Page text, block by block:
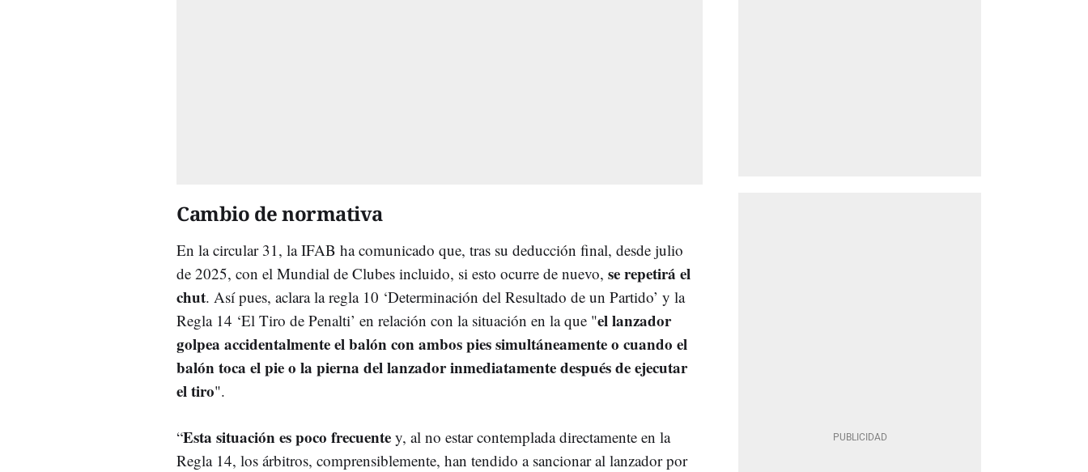
Cambio de normativa
En la circular 31, la IFAB ha comunicado que, tras su deducción final, desde julio
de 2025, con el Mundial de Clubes incluido, si esto ocurre de nuevo, se repetirá el
chut. Así pues, aclara la regla 10 ‘Determinación del Resultado de un Partido’ y la
Regla 14 ‘El Tiro de Penalti’ en relación con la situación en la que "el lanzador
golpea accidentalmente el balón con ambos pies simultáneamente o cuando el
balón toca el pie o la pierna del lanzador inmediatamente después de ejecutar
el tiro".
“Esta situación es poco frecuente y, al no estar contemplada directamente en la
Regla 14, los árbitros, comprensiblemente, han tendido a sancionar al lanzador por